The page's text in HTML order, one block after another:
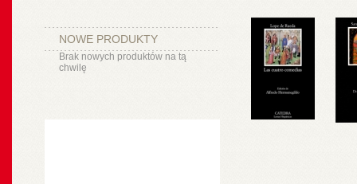
NOWE PRODUKTY
Brak nowych produktów na tą
chwilę